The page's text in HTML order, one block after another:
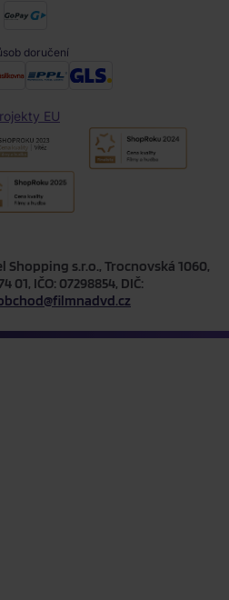
doručení
EU
s.r.o., Trocnovská 1060,
01, IČO: 07298854, DIČ: